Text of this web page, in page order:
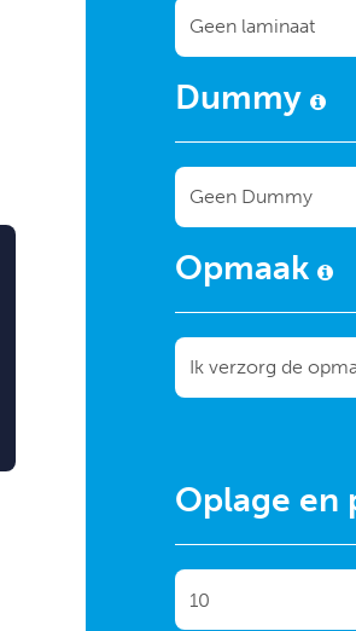
Dummy
Opmaak
Oplage en